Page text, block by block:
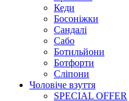
Кеди
Босоніжки
Сандалі
Сабо
Ботильйони
Ботфорти
Сліпони
Чоловіче взуття
SPECIAL OFFER